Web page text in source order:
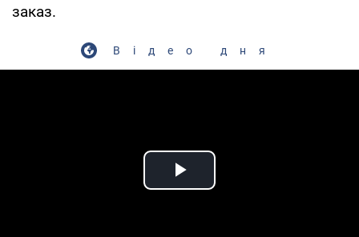
заказ.
Відео дня
Play Video